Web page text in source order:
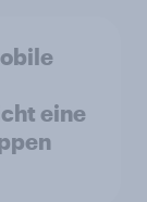
eine